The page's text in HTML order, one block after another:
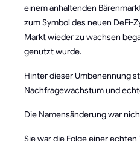
einem anhaltenden
zum Symbol des neuen DeFi-
Markt wieder zu wachsen
genutzt wurde.
Hinter dieser Umbenennung
Nachfragewachstum und
Die Namensänderung war
Sie war die Folge einer echten